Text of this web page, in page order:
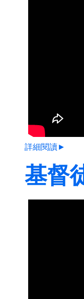
詳細閱讀►
基督